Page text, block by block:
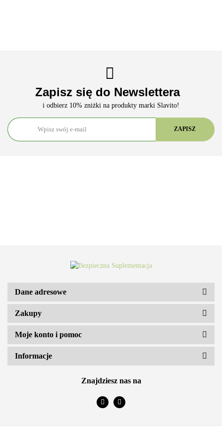
Zapisz się do Newslettera
i odbierz 10% zniżki na produkty marki Slavito!
ARS VITAE NATURA Sp. z o.o.
Dane adresowe
Zakupy
Moje konto i pomoc
Informacje
Znajdziesz nas na